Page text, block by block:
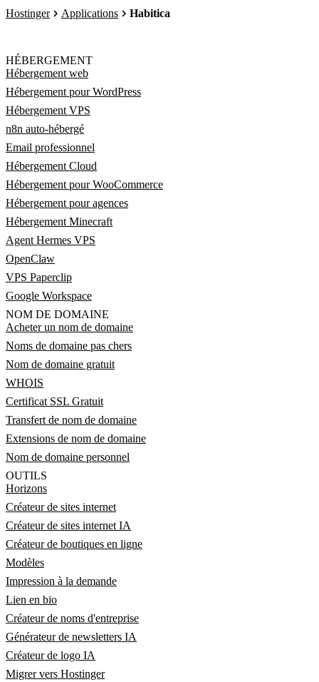
Hostinger Applications Habitica
HÉBERGEMENT
Hébergement web
Hébergement pour WordPress
Hébergement VPS
n8n auto-hébergé
Email professionnel
Hébergement Cloud
Hébergement pour WooCommerce
Hébergement pour agences
Hébergement Minecraft
Agent Hermes VPS
OpenClaw
VPS Paperclip
Google Workspace
NOM DE DOMAINE
Acheter un nom de domaine
Noms de domaine pas chers
Nom de domaine gratuit
WHOIS
Certificat SSL Gratuit
Transfert de nom de domaine
Extensions de nom de domaine
Nom de domaine personnel
OUTILS
Horizons
Créateur de sites internet
Créateur de sites internet IA
Créateur de boutiques en ligne
Modèles
Impression à la demande
Lien en bio
Créateur de noms d'entreprise
Générateur de newsletters IA
Créateur de logo IA
Migrer vers Hostinger